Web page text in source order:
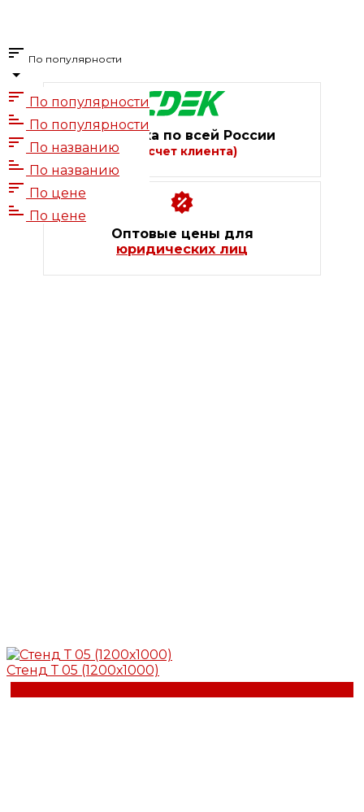
По популярности
По популярности
По популярности
По названию
По названию
По цене
По цене
Доставка по всей России
(за счет клиента)
Оптовые цены для
юридических лиц
Стенд Т 05 (1200х1000)